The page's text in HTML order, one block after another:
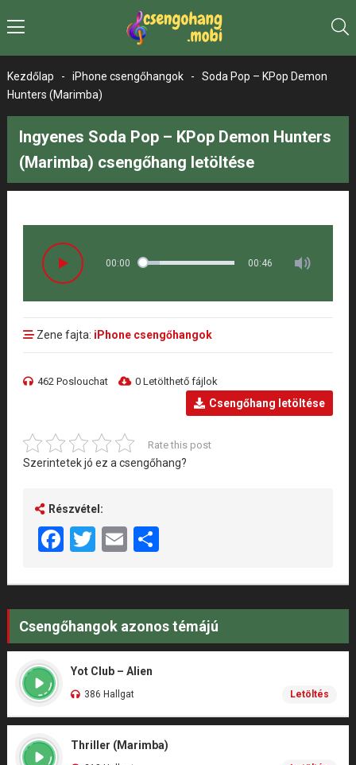
Kezdőlap - iPhone csengőhangok -
Soda Pop – KPop Demon
Hunters (Marimba)
Ingyenes Soda Pop – KPop Demon Hunters
(Marimba) csengőhang letöltése
00:00 00:46
Zene fajta: iPhone csengőhangok
462 Poslouchat 0 Letölthető fájlok
Csengőhang letöltése
Rate this post
Szerintetek jó ez a csengőhang?
Részvétel:
Facebook
Twitter
EmailShare
Csengőhangok azonos témájú
Yot Club – Alien
386 Hallgat Letöltés
Thriller (Marimba)